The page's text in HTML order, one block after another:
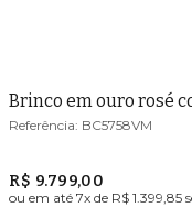
Brinco em ouro rosé
BC5758VM
R$ 9.799,00
ou em até 7x de R$ 1.399,85